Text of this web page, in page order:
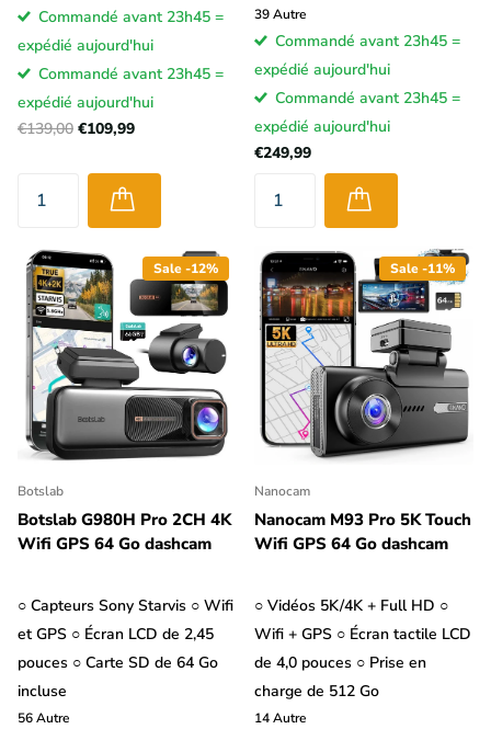
Commandé avant 23h45 =
expédié aujourd'hui
Commandé avant 23h45 =
expédié aujourd'hui
€139,00 €109,99
39Autre
Commandé avant 23h45 =
expédié aujourd'hui
Commandé avant 23h45 =
expédié aujourd'hui
€249,99
Sale -12%
Botslab
Botslab G980H Pro 2CH 4K
Wifi GPS 64 Go dashcam
○ Capteurs Sony Starvis ○ Wifi
et GPS ○ Écran LCD de 2,45
pouces ○ Carte SD de 64 Go
incluse
56Autre
Sale -11%
Nanocam
Nanocam M93 Pro 5K Touch
Wifi GPS 64 Go dashcam
○ Vidéos 5K/4K + Full HD ○
Wifi + GPS ○ Écran tactile LCD
de 4,0 pouces ○ Prise en
charge de 512 Go
14Autre